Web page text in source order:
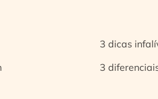
3 dicas
3